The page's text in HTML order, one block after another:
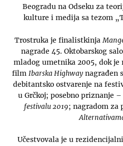
Beogradu na Odseku za
kulture i medija sa tezom
Trostruka je finalistkinja
nagrade 45. Oktobarskog
mladog umetnika 2005, dok
film Ibarska Highwaynagrađen
debitantsko ostvarenje na
u Grčkoj; posebno priznanje
festivalu 2019; nagradom za
Učestvovala je u